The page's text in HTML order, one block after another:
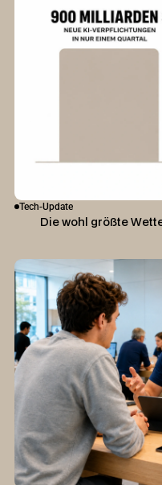
Tech-Update
Die wohl größte